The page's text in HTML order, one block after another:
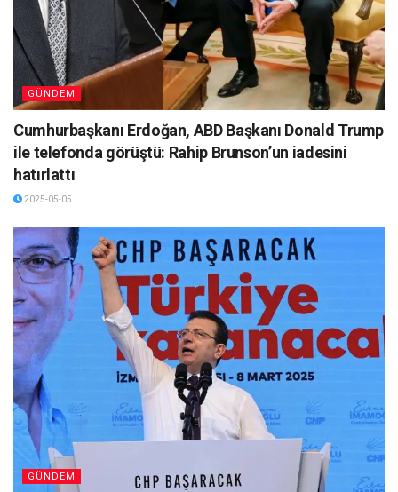
GÜNDEM
Cumhurbaşkanı Erdoğan, ABD Başkanı Donald Trump
ile telefonda görüştü: Rahip Brunson’un iadesini
hatırlattı
2025-05-05
GÜNDEM